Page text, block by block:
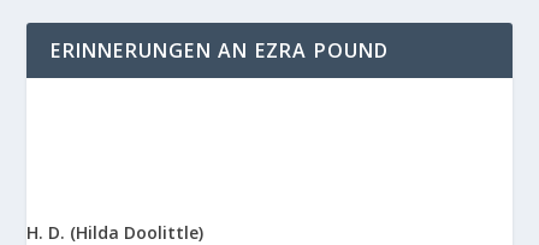
ERINNERUNGEN AN EZRA POUND
H. D. (Hilda Doolittle)